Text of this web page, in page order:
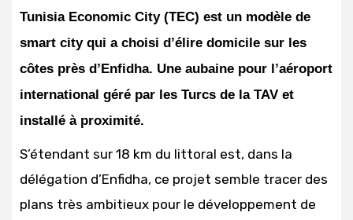
Tunisia Economic City (TEC) est un modèle de
smart city qui a choisi d’élire domicile sur les
côtes près d’Enfidha. Une aubaine pour l’aéroport
international géré par les Turcs de la TAV et
installé à proximité.
S’étendant sur 18 km du littoral est, dans la
délégation d’Enfidha, ce projet semble tracer des
plans très ambitieux pour le développement de